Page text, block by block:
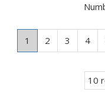
Page
1
Current
Page
2 Page
3 Page
4
10